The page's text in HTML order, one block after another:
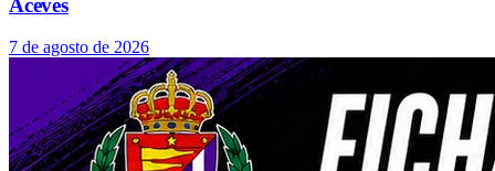
Aceves
7 de agosto de 2026